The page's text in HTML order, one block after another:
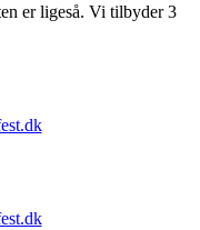
er ligeså. Vi tilbyder 3